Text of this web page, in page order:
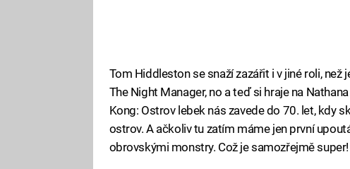
Tom Hiddleston se snaží zazářit i v jiné roli,
The Night Manager, no a teď si hraje na
Kong: Ostrov lebek nás zavede do 70. let, kdy
ostrov. A ačkoliv tu zatím máme jen první
obrovskými monstry. Což je samozřejmě super!